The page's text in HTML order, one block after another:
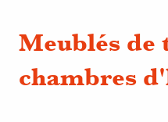
Meublés de
chambres